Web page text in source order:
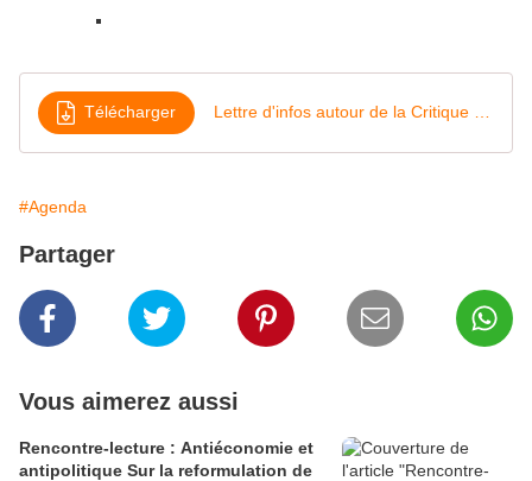
Télécharger Lettre d'infos autour de la Critique de la valeurdissociation Juillet 2024
#Agenda
Partager
Vous aimerez aussi
Rencontre-lecture : Antiéconomie et
antipolitique Sur la reformulation de